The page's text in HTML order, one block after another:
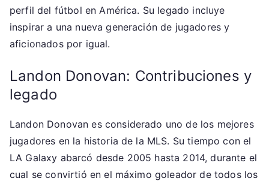
perfil del fútbol en América. Su legado incluye
inspirar a una nueva generación de jugadores y
aficionados por igual.
Landon Donovan: Contribuciones y
legado
Landon Donovan es considerado uno de los mejores
jugadores en la historia de la MLS. Su tiempo con el
LA Galaxy abarcó desde 2005 hasta 2014, durante el
cual se convirtió en el máximo goleador de todos los